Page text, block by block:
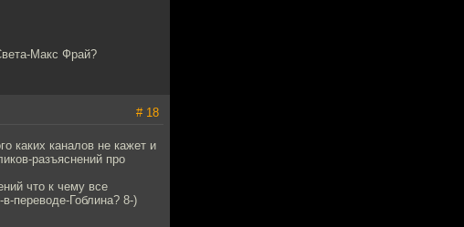
Макс Фрай?
# 18
каких каналов не кажет и
разъяснений про
что к чему все
переводе-Гоблина? 8-)